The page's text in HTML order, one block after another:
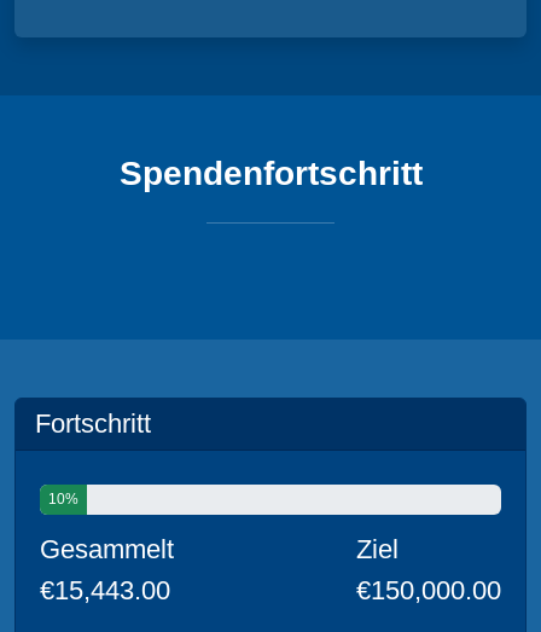
Spendenfortschritt
Fortschritt
10%
Gesammelt
€15,443.00
Ziel
€150,000.00